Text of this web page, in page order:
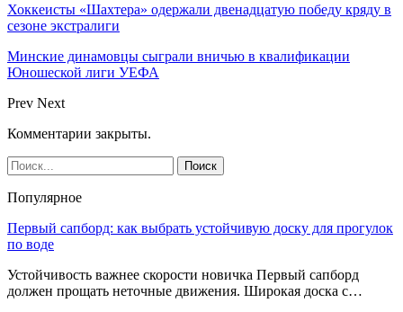
Хоккеисты «Шахтера» одержали двенадцатую победу кряду в
сезоне экстралиги
Минские динамовцы сыграли вничью в квалификации
Юношеской лиги УЕФА
Prev Next
Комментарии закрыты.
Популярное
Первый сапборд: как выбрать устойчивую доску для прогулок
по воде
Устойчивость важнее скорости новичка Первый сапборд
должен прощать неточные движения. Широкая доска с…